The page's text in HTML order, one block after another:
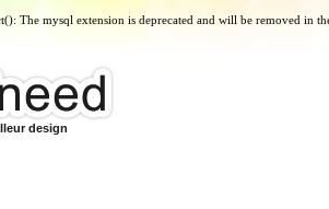
The mysql extension is deprecated and will be removed in
design